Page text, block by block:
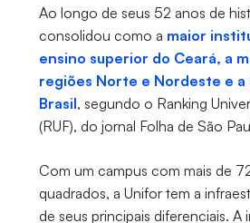
Ao longo de seus 52 anos de
consolidou como a maior
ensino superior do Ceará, a
regiões Norte e Nordeste e a
Brasil, segundo o Ranking
(RUF), do jornal Folha de São
Com um campus com mais de
quadrados, a Unifor tem a
de seus principais diferenciais.